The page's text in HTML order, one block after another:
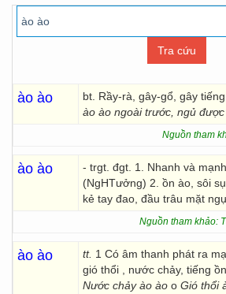
ào ào bt. Rầy-rà, gây-gổ, gây
ào ào ngoài trước, ngủ
Nguồn tham
ào ào
- trgt. đgt. 1. Nhanh và
(NgHTưởng) 2. ồn ào, sôi
kẻ tay đao, đầu trâu mặt
Nguồn tham khảo:
ào ào tt. 1 Có âm thanh phát ra
gió thổi , nước chảy, tiếng
Nước chảy ào ào o Gió thổi